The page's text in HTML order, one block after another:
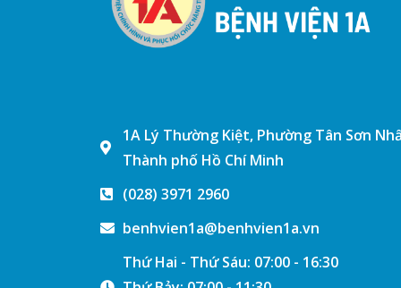
1A Lý Thường Kiệt, Phường Tân Sơn
Thành phố Hồ Chí Minh
(028) 3971 2960
benhvien1a@benhvien1a.vn
Thứ Hai - Thứ Sáu: 07:00 - 16:30